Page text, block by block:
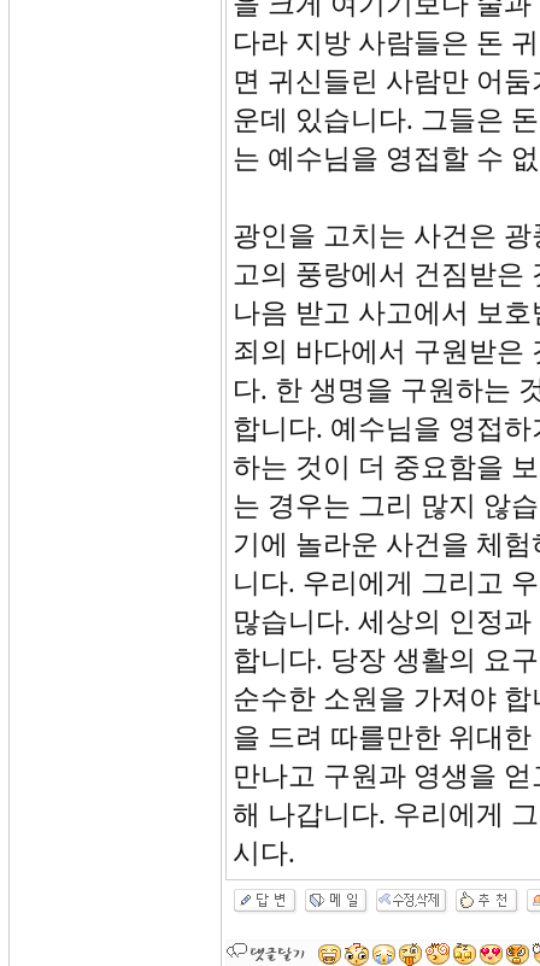
다라 지방 사람들은 돈
면 귀신들린 사람만 어
운데 있습니다. 그들은
는 예수님을 영접할 수
광인을 고치는 사건은
고의 풍랑에서 건짐받은
나음 받고 사고에서 보
죄의 바다에서 구원받은
다. 한 생명을 구원하는
합니다. 예수님을 영접
하는 것이 더 중요함을
는 경우는 그리 많지 않
기에 놀라운 사건을 체
니다. 우리에게 그리고
많습니다. 세상의 인정
합니다. 당장 생활의 요
순수한 소원을 가져야
을 드려 따를만한 위대
만나고 구원과 영생을
해 나갑니다. 우리에게
시다.